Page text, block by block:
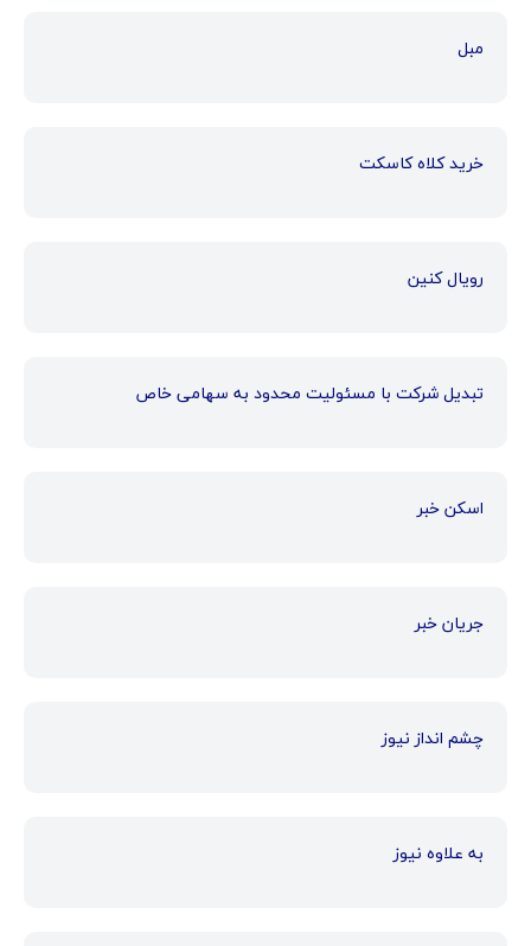
مبل
خرید کلاه کاسکت
رویال کنین
تبدیل شرکت با مسئولیت محدود به سهامی خاص
اسکن خبر
جریان خبر
چشم انداز نیوز
به علاوه نیوز